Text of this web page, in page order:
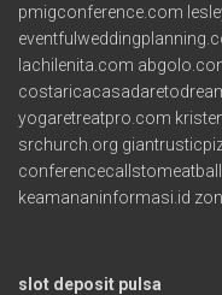
pmigconference.com
lachilenita.com
yogaretreatpro.com
srchurch.org
keamananinformasi.id
slot deposit pulsa